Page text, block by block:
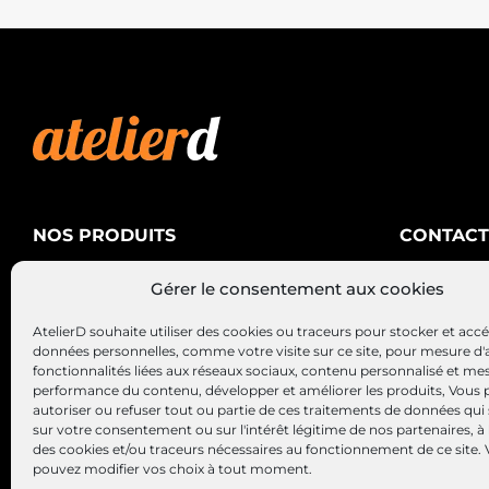
Gérer le consentement aux cookies
AtelierD souhaite utiliser des cookies ou traceurs pour stocker et
données personnelles, comme votre visite sur ce site, pour mesure
fonctionnalités liées aux réseaux sociaux, contenu personnalisé et
performance du contenu, développer et améliorer les produits, Vous
autoriser ou refuser tout ou partie de ces traitements de données qui
sur votre consentement ou sur l'intérêt légitime de nos partenaires, à
des cookies et/ou traceurs nécessaires au fonctionnement de ce site.
pouvez modifier vos choix à tout moment.
NOS PRODUITS
Alternateurs – Démarreurs
CONTACT
AtelierD
88200
03 29 22 34